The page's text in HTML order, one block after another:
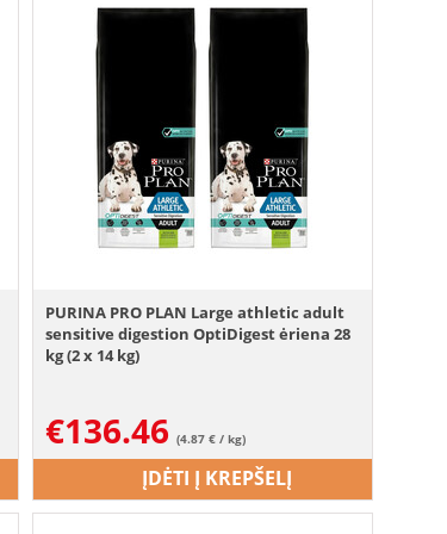
PURINA PRO PLAN Large athletic adult
sensitive digestion OptiDigest ėriena 28
kg (2 x 14 kg)
€136.46 (4.87 € / kg)
ĮDĖTI Į KREPŠELĮ